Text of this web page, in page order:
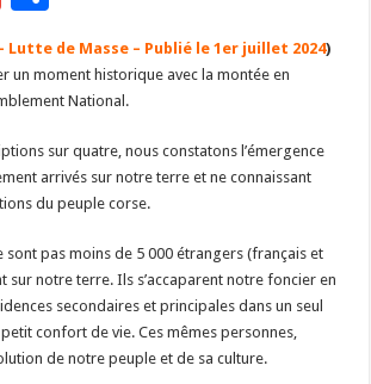
es
ky gr
a
m
p
c
h
at
l
y
n
k
d
n
es
ai
l
ar
ta
g
er
Lutte de Masse – Publié le 1er juillet 2024)
un moment historique avec la montée en
National.
sur quatre, nous constatons l’émergence
arrivés sur notre terre et ne connaissant
du peuple corse.
sont pas moins de 5 000 étrangers (français et
notre terre. Ils s’accaparent notre foncier en
secondaires et principales dans un seul
confort de vie. Ces mêmes personnes,
de notre peuple et de sa culture.